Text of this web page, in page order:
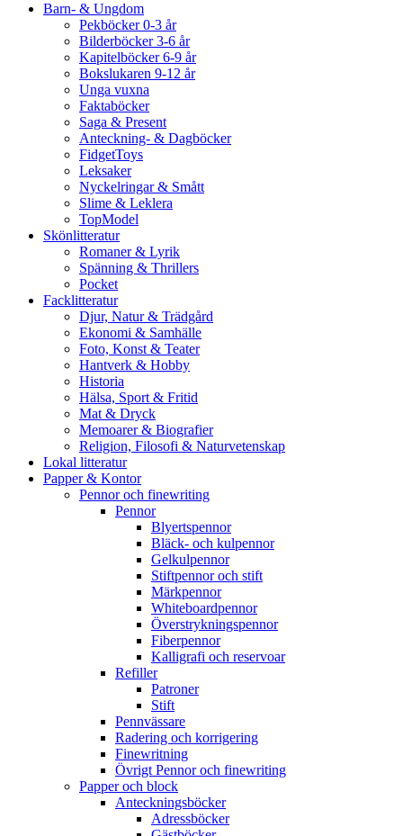
Barn- & Ungdom
Pekböcker 0-3 år
Bilderböcker 3-6 år
Kapitelböcker 6-9 år
Bokslukaren 9-12 år
Unga vuxna
Faktaböcker
Saga & Present
Anteckning- & Dagböcker
FidgetToys
Leksaker
Nyckelringar & Smått
Slime & Leklera
TopModel
Skönlitteratur
Romaner & Lyrik
Spänning & Thrillers
Pocket
Facklitteratur
Djur, Natur & Trädgård
Ekonomi & Samhälle
Foto, Konst & Teater
Hantverk & Hobby
Historia
Hälsa, Sport & Fritid
Mat & Dryck
Memoarer & Biografier
Religion, Filosofi & Naturvetenskap
Lokal litteratur
Papper & Kontor
Pennor och finewriting
Pennor
Blyertspennor
Bläck- och kulpennor
Gelkulpennor
Stiftpennor och stift
Märkpennor
Whiteboardpennor
Överstrykningspennor
Fiberpennor
Kalligrafi och reservoar
Refiller
Patroner
Stift
Pennvässare
Radering och korrigering
Finewritning
Övrigt Pennor och finewriting
Papper och block
Anteckningsböcker
Adressböcker